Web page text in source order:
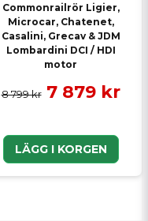
Commonrailrör Ligier,
Microcar, Chatenet,
Casalini, Grecav & JDM
Lombardini DCI / HDI
motor
8 799 kr 7 879 kr
LÄGG I KORGEN